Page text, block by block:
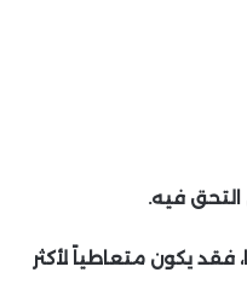
فيه.
فقد يكون متعاطياً لأكثر